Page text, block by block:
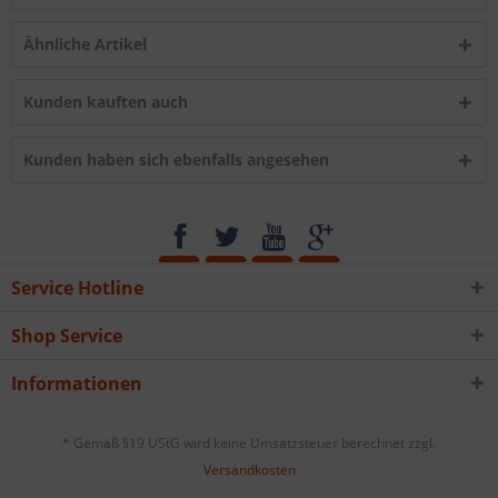
Ähnliche Artikel
Kunden kauften auch
Kunden haben sich ebenfalls angesehen
Service Hotline
Shop Service
Informationen
* Gemäß §19 UStG wird keine Umsatzsteuer berechnet zzgl.
Versandkosten